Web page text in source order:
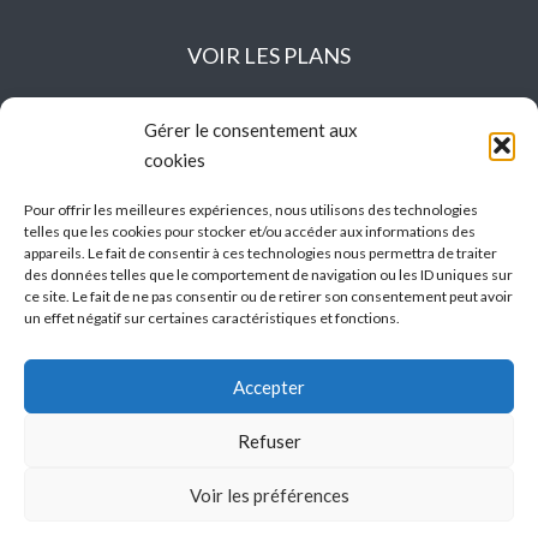
Gérer le consentement aux
cookies
Pour offrir les meilleures expériences, nous utilisons des technologies
telles que les cookies pour stocker et/ou accéder aux informations des
appareils. Le fait de consentir à ces technologies nous permettra de traiter
des données telles que le comportement de navigation ou les ID uniques sur
ce site. Le fait de ne pas consentir ou de retirer son consentement peut avoir
un effet négatif sur certaines caractéristiques et fonctions.
Accepter
Refuser
Voir les préférences
VOIR LES PLANS
Agence du 34 Agence du 13
REJOIGNEZ-NOUS
SUR LES RÉSEAUX SOCIAUX
MENTIONS LEGALES
Mentions légales RGPD